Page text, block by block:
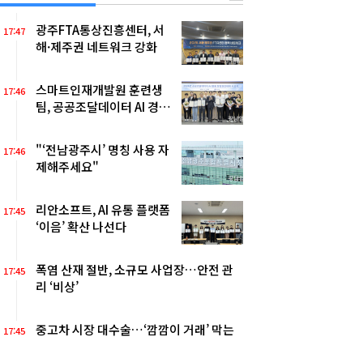
17:47
광주FTA통상진흥센터, 서
해·제주권 네트워크 강화
17:46
스마트인재개발원 훈련생
팀, 공공조달데이터 AI 경진
17:46
"‘전남광주시’ 명칭 사용 자
제해주세요"
17:45
리안소프트, AI 유통 플랫폼
‘이음’ 확산 나선다
17:45
폭염 산재 절반, 소규모 사업장…안전 관
리 ‘비상’
17:45
중고차 시장 대수술…‘깜깜이 거래’ 막는